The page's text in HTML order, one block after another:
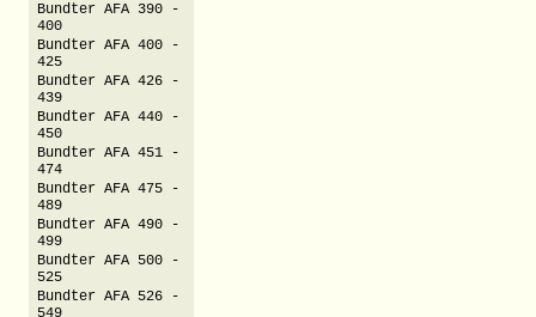
Bundter AFA 390 -
400
Bundter AFA 400 -
425
Bundter AFA 426 -
439
Bundter AFA 440 -
450
Bundter AFA 451 -
474
Bundter AFA 475 -
489
Bundter AFA 490 -
499
Bundter AFA 500 -
525
Bundter AFA 526 -
549